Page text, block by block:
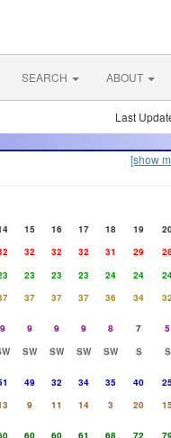
SEARCH ABOUT
Last
[show
15 16 17 18 19
32 32 32 31 29
23 23 23 24 24
37 37 37 36 34
9 9 9 9 8 7 5
SW SW SW SW S S
49 32 34 35 40
9 11 14 3 20 15
60 60 61 68 72